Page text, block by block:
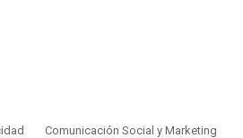
Comunicación Social y Marketing